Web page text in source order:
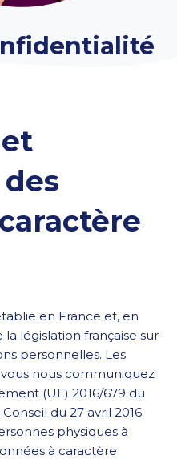
en France et, en
législation française sur
personnelles. Les
nous communiquez
(UE) 2016/679 du
du 27 avril 2016
physiques à
à caractère